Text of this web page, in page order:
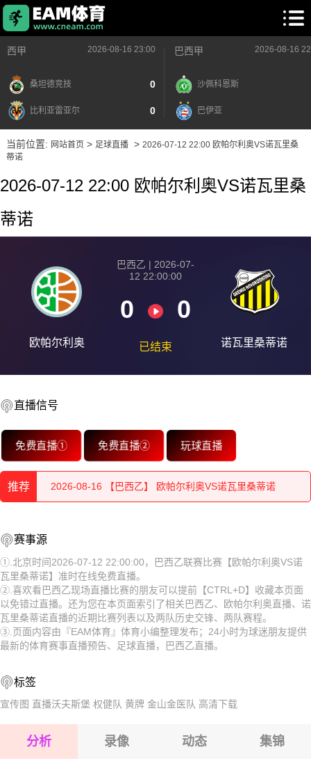
西甲 2026-08-16 23:00
桑坦德竞技 0
比利亚雷亚尔 0
巴西甲 2026-08-16
沙佩科恩斯
巴伊亚
当前位置: 网站首页> 足球直播> 2026-07-12 22:00 欧帕尔利奥VS诺瓦里桑
蒂诺
2026-07-12 22:00 欧帕尔利奥VS诺瓦里桑
蒂诺
欧帕尔利奥
巴西乙 | 2026-07-
12 22:00:00
0 0
已结束 诺瓦里桑蒂诺
直播信号
免费直播① 免费直播② 玩球直播
推荐
2026-08-16 【巴西乙】 欧帕尔利奥VS诺瓦里桑蒂诺
2026-08-16 【巴西乙】 欧帕尔利奥VS诺瓦里桑蒂诺
2026-08-16 【巴西乙】 欧帕尔利奥VS诺瓦里桑蒂诺
2026-08-16 【巴西乙】 欧帕尔利奥VS诺瓦里桑蒂诺
2026-08-16 【巴西乙】 欧帕尔利奥VS诺瓦里桑蒂诺
2026-08-16 【巴西乙】 欧帕尔利奥VS诺瓦里桑蒂诺
2026-08-16 【巴西乙】 欧帕尔利奥VS诺瓦里桑蒂诺
2026-08-16 【巴西乙】 欧帕尔利奥VS诺瓦里桑蒂诺
2026-08-16 【巴西乙】 欧帕尔利奥VS诺瓦里桑蒂诺
赛事源
①.北京时间2026-07-12 22:00:00，巴西乙联赛比赛【欧帕尔利奥VS诺
瓦里桑蒂诺】准时在线免费直播。
②.喜欢看巴西乙现场直播比赛的朋友可以提前【CTRL+D】收藏本页面
以免错过直播。还为您在本页面索引了相关巴西乙、欧帕尔利奥直播、诺
瓦里桑蒂诺直播的近期比赛列表以及两队历史交锋、两队赛程。
③.页面内容由『EAM体育』体育小编整理发布；24小时为球迷朋友提供
最新的体育赛事直播预告、足球直播，巴西乙直播。
标签
宣传图 直播沃夫斯堡 权健队 黄牌 金山金医队 高清下载
分析 录像 动态 集锦